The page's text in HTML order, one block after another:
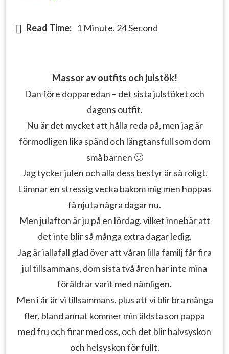
Read Time: 1 Minute, 24 Second
Massor av outfits och julstök!
Dan före dopparedan – det sista julstöket och
dagens outfit.
Nu är det mycket att hålla reda på, men jag är
förmodligen lika spänd och längtansfull som dom
små barnen 🙂
Jag tycker julen och alla dess bestyr är så roligt.
Lämnar en stressig vecka bakom mig men hoppas
få njuta några dagar nu.
Men julafton är ju på en lördag, vilket innebär att
det inte blir så många extra dagar ledig.
Jag är iallafall glad över att våran lilla familj får fira
jul tillsammans, dom sista två åren har inte mina
föräldrar varit med nämligen.
Men i år är vi tillsammans, plus att vi blir bra många
fler, bland annat kommer min äldsta son pappa
med fru och firar med oss, och det blir halvsyskon
och helsyskon för fullt.